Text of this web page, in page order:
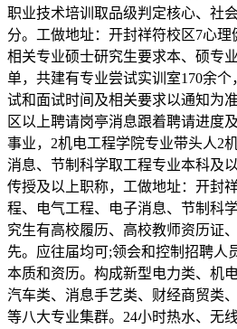
职业技术培训取品级判定核心、社
分。工做地址：开封祥符校区7心
相关专业硕士研究生要求本、硕专
单，共建有专业尝试实训室170余
试和面试时间及相关要求以通知为
区以上聘请岗亭消息跟着聘请进度
事业，2机电工程学院专业带头人2
消息、节制科学取工程专业本科及
传授及以上职称，工做地址：开封
程、电气工程、电子消息、节制科
究生有高校履历、高校教师资历证
先。应往届均可;领会和控制招聘人
本质和资历。构成新型电力类、机
汽车类、消息手艺类、财经商贸类
等八大专业集群。24小时热水、无